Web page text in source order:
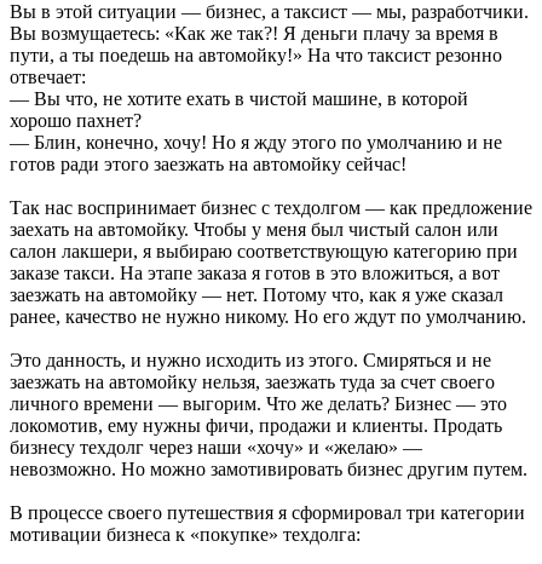
Вы в этой ситуации — бизнес, а таксист — мы, разработчики.
Вы возмущаетесь: «Как же так?! Я деньги плачу за время в
пути, а ты поедешь на автомойку!» На что таксист резонно
отвечает:
— Вы что, не хотите ехать в чистой машине, в которой
хорошо пахнет?
— Блин, конечно, хочу! Но я жду этого по умолчанию и не
готов ради этого заезжать на автомойку сейчас!
Так нас воспринимает бизнес с техдолгом — как предложение
заехать на автомойку. Чтобы у меня был чистый салон или
салон лакшери, я выбираю соответствующую категорию при
заказе такси. На этапе заказа я готов в это вложиться, а вот
заезжать на автомойку — нет. Потому что, как я уже сказал
ранее, качество не нужно никому. Но его ждут по умолчанию.
Это данность, и нужно исходить из этого. Смиряться и не
заезжать на автомойку нельзя, заезжать туда за счет своего
личного времени — выгорим. Что же делать? Бизнес — это
локомотив, ему нужны фичи, продажи и клиенты. Продать
бизнесу техдолг через наши «хочу» и «желаю» —
невозможно. Но можно замотивировать бизнес другим путем.
В процессе своего путешествия я сформировал три категории
мотивации бизнеса к «покупке» техдолга: